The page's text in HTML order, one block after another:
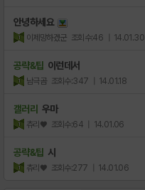
안녕하세요
이제망하겠군 조회수:46 | 14.01.30
공략&팁 이런데서
남극곰 조회수:347 | 14.01.18
갤러리 우마
츄리♥ 조회수:64 | 14.01.06
공략&팁 시
츄리♥ 조회수:277 | 14.01.06